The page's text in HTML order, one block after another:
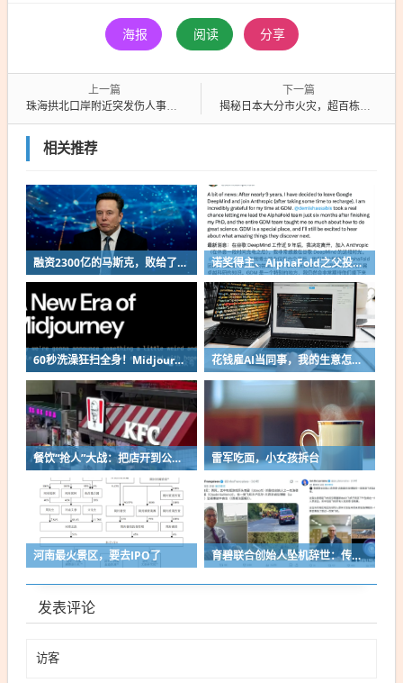
海报 阅读 分享
上一篇
珠海拱北口岸附近突发伤人事件，嫌犯精神疾病发作致两人受伤，警方迅速制服处理
下一篇
揭秘日本大分市火灾，超百栋建筑遭殃，背后的真相与财经关联揭秘！
相关推荐
融资2300亿的马斯克，败给了这个中国小城 诺奖得主、AlphaFold之父投奔Anthropic！谷歌48小时连跑俩大将
60秒洗澡狂扫全身！Midjourney算力怪兽干翻传统CT？ 花钱雇AI当同事，我的生意怎么样了？
餐饮“抢人”大战：把店开到公交站、演唱会… 雷军吃面，小女孩拆台
河南最火景区，要去IPO了 育碧联合创始人坠机辞世：传奇背后的关键人物
发表评论